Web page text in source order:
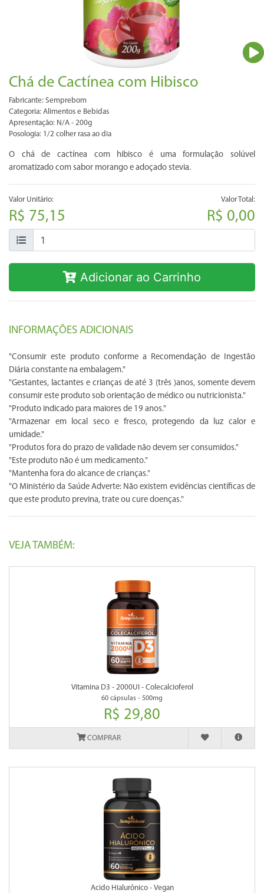
Chá de Cactínea com Hibisco
Fabricante: Semprebom
Categoria: Alimentos e Bebidas
Apresentação: N/A - 200g
Posologia: 1/2 colher rasa ao dia
O chá de cactínea com hibisco é uma formulação solúvel
aromatizado com sabor morango e adoçado stevia.
Valor Unitário:
R$ 75,15
Valor Total:
R$ 0,00
Adicionar ao Carrinho
INFORMAÇÕES ADICIONAIS
"Consumir este produto conforme a Recomendação de Ingestão
Diária constante na embalagem."
"Gestantes, lactantes e crianças de até 3 (três )anos, somente devem
consumir este produto sob orientação de médico ou nutricionista."
"Produto indicado para maiores de 19 anos."
"Armazenar em local seco e fresco, protegendo da luz calor e
umidade."
"Produtos fora do prazo de validade não devem ser consumidos."
"Este produto não é um medicamento."
"Mantenha fora do alcance de crianças."
"O Ministério da Saúde Adverte: Não existem evidências científicas de
que este produto previna, trate ou cure doenças."
VEJA TAMBÉM:
Vitamina D3 - 2000UI - Colecalcioferol
60 cápsulas - 500mg
R$ 29,80
COMPRAR
Acido Hialurônico - Vegan